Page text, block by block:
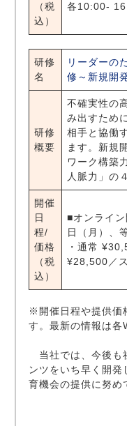
（税
込）
各10:00-
研修
名
リーダーの
修～新規開
研修
概要
不確実性の
み出すため
相手と協働
ます。新規
ワーク構築
人脈力」の
開催
日
程/
価格
（税
込）
■オンライ
日（月）
・通常
¥28,500／
※開催日程や提供価
す。最新の情報は各
当社では、今後も
ンツをいち早く開
育機会の提供に努め